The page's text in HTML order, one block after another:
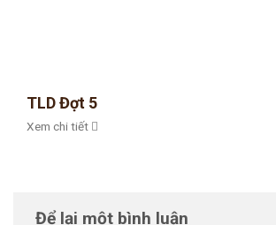
TLD Đợt 5
Xem chi tiết
Để lại một bình luận